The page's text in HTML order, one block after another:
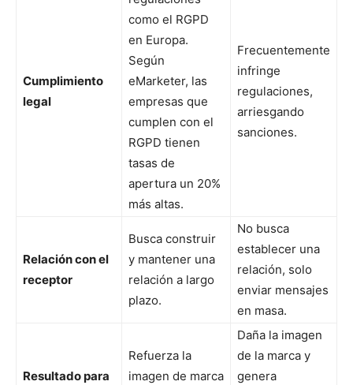
Cumplimiento
legal
como el RGPD
en Europa.
Según
eMarketer, las
empresas que
cumplen con el
RGPD tienen
tasas de
apertura un 20%
más altas.
Frecuentemente
infringe
regulaciones,
arriesgando
sanciones.
Relación con el
receptor
Busca construir
y mantener una
relación a largo
plazo.
No busca
establecer una
relación, solo
enviar mensajes
en masa.
Resultado para
Refuerza la
imagen de marca
Daña la imagen
de la marca y
genera